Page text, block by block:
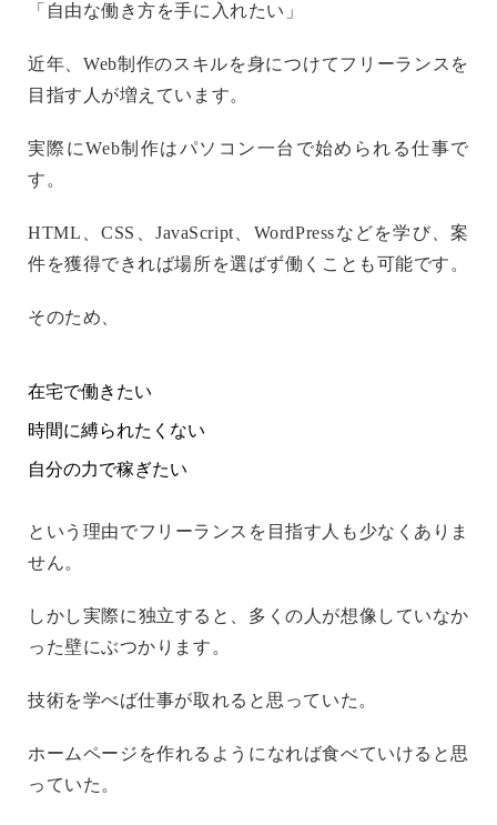
「自由な働き方を手に入れたい」
近年、Web制作のスキルを身につけてフリーランスを
目指す人が増えています。
実際にWeb制作はパソコン一台で始められる仕事で
す。
HTML、CSS、JavaScript、WordPressなどを学び、案
件を獲得できれば場所を選ばず働くことも可能です。
そのため、
在宅で働きたい
時間に縛られたくない
自分の力で稼ぎたい
という理由でフリーランスを目指す人も少なくありま
せん。
しかし実際に独立すると、多くの人が想像していなか
った壁にぶつかります。
技術を学べば仕事が取れると思っていた。
ホームページを作れるようになれば食べていけると思
っていた。